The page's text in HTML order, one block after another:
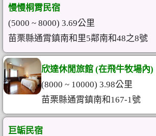
慢慢桐霄民宿
(5000 ~ 8000) 3.69公里
苗栗縣通霄鎮南和里5鄰南和48之8號
欣達休閒旅館 (在飛牛牧場內)
(8000 ~ 10000) 3.98公里
苗栗縣通霄鎮南和167-1號
巨缿民宿